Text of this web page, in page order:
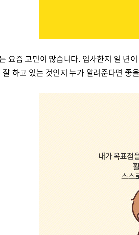
요즘 고민이 많습니다. 입사한지 일 년
잘 하고 있는 것인지 누가 알려준다면 좋